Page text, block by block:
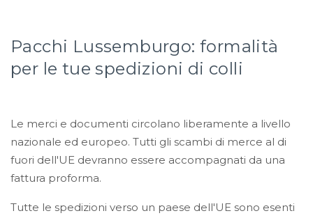
Pacchi Lussemburgo: formalità
per le tue spedizioni di colli
Le merci e documenti circolano liberamente a livello
nazionale ed europeo. Tutti gli scambi di merce al di
fuori dell'UE devranno essere accompagnati da una
fattura proforma.
Tutte le spedizioni verso un paese dell'UE sono esenti